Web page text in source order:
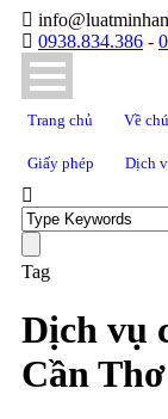
0938.834.386 -
Trang chủ Về
Giấy phép Dịch
Tag
Dịch vụ
Cần Thơ